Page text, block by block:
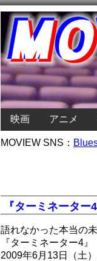
映画 アニメ
MOVIEW SNS：
『ターミネータ
語れなかった本当の
『ターミネーター4』
2009年6月13日（土